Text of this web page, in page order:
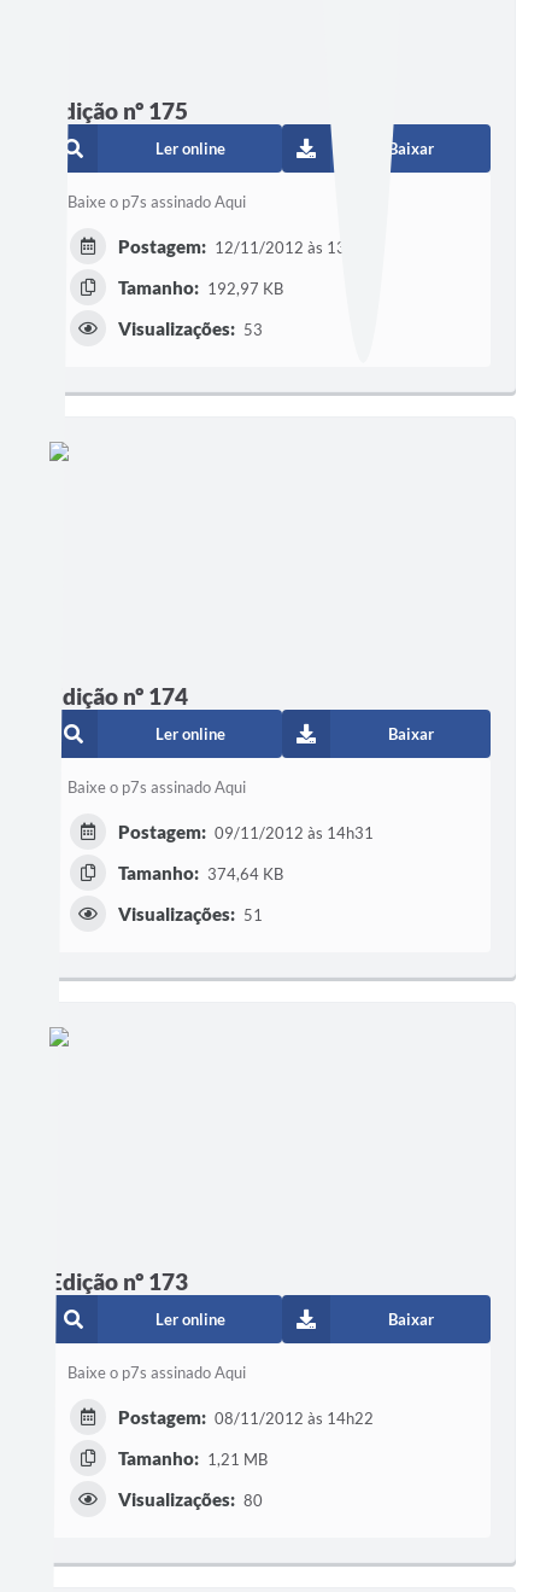
Edição nº 175
Ler online Baixar
Baixe o p7s assinado Aqui
Postagem: 12/11/2012 às 13h22
Tamanho: 192,97 KB
Visualizações: 53
Edição nº 174
Ler online Baixar
Baixe o p7s assinado Aqui
Postagem: 09/11/2012 às 14h31
Tamanho: 374,64 KB
Visualizações: 51
Edição nº 173
Ler online Baixar
Baixe o p7s assinado Aqui
Postagem: 08/11/2012 às 14h22
Tamanho: 1,21 MB
Visualizações: 80